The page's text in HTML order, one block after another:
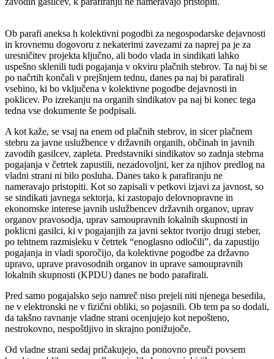
Ob parafi aneksa h kolektivni pogodbi za negospodarske dejavnosti
in krovnemu dogovoru z nekaterimi zavezami za naprej pa je za
uresničitev projekta ključno, ali bodo vlada in sindikati lahko
uspešno sklenili tudi pogajanja v okviru plačnih stebrov. Ta naj bi se
po načrtih končali v prejšnjem tednu, danes pa naj bi parafirali
vsebino, ki bo vključena v kolektivne pogodbe dejavnosti in
poklicev. Po izrekanju na organih sindikatov pa naj bi konec tega
tedna vse dokumente še podpisali.
A kot kaže, se vsaj na enem od plačnih stebrov, in sicer plačnem
stebru za javne uslužbence v državnih organih, občinah in javnih
zavodih gasilcev, zapleta. Predstavniki sindikatov so zadnja stebrna
pogajanja v četrtek zapustili, nezadovoljni, ker za njihov predlog na
vladni strani ni bilo posluha. Danes tako k parafiranju ne
nameravajo pristopiti. Kot so zapisali v petkovi izjavi za javnost, so
se sindikati javnega sektorja, ki zastopajo delovnopravne in
ekonomske interese javnih uslužbencev državnih organov, uprav
organov pravosodja, uprav samoupravnih lokalnih skupnosti in
poklicni gasilci, ki v pogajanjih za javni sektor tvorijo drugi steber,
po tehtnem razmisleku v četrtek “enoglasno odločili”, da zapustijo
pogajanja in vladi sporočijo, da kolektivne pogodbe za državno
upravo, uprave pravosodnih organov in uprave samoupravnih
lokalnih skupnosti (KPDU) danes ne bodo parafirali.
Pred samo pogajalsko sejo namreč niso prejeli niti njenega besedila,
ne v elektronski ne v fizični obliki, so pojasnili. Ob tem pa so dodali,
da takšno ravnanje vladne strani ocenjujejo kot nepošteno,
nestrokovno, nespoštljivo in skrajno ponižujoče.
Od vladne strani sedaj pričakujejo, da ponovno preuči povsem